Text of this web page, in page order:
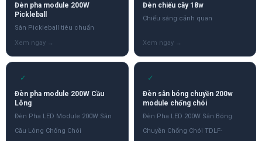
Đèn pha module 200W
Pickleball
Sân Pickleball tiêu chuẩn
Đèn chiếu cây 18w
Chiếu sáng cảnh quan
✓
Đèn pha module 200W Cầu
Lông
Đèn Pha LED Module 200W Sân
Cầu Lông Chống Chói
✓
Đèn sân bóng chuyền 200w
module chống chói
Đèn Pha LED 200W Sân Bóng
Chuyền Chống Chói TDLF-